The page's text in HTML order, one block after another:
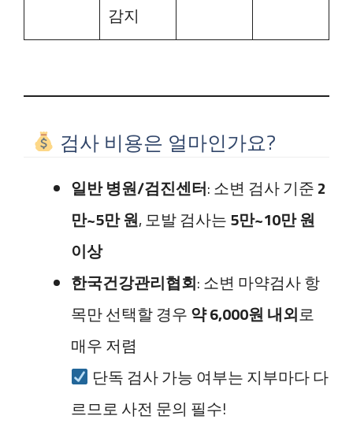
감지
검사 비용은 얼마인가요?
일반 병원/검진센터: 소변 검사 기준2
만~5만 원, 모발 검사는5만~10만 원
이상
한국건강관리협회: 소변 마약검사 항
목만 선택할 경우약 6,000원 내외로
매우 저렴
단독 검사 가능 여부는 지부마다 다
르므로 사전 문의 필수!